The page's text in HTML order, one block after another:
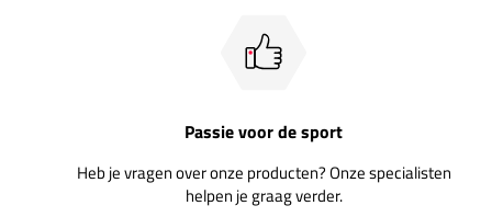
Passie voor de sport
Heb je vragen over onze producten? Onze specialisten
helpen je graag verder.